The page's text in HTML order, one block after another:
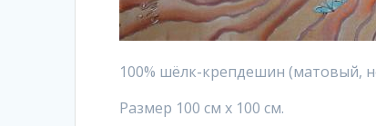
100% шёлк-крепдешин (матовый,
Размер 100 см х 100 см.